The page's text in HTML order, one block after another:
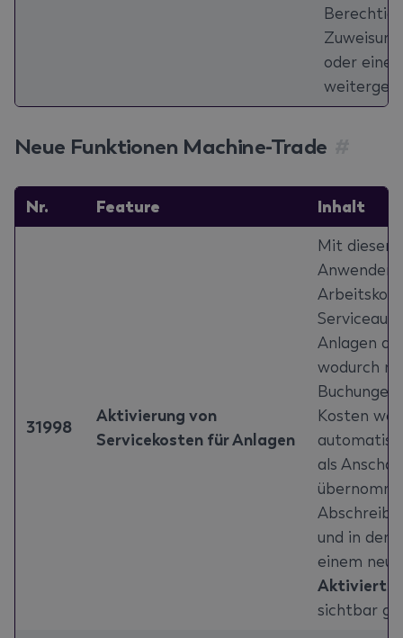
oder eine
Neue Funktionen Machine-Trade
Nr. Feature Inhalt
31998
Aktivierung von
Servicekosten für Anlagen
Mit diesem
Anwender
Anlagen
wodurch
Kosten
als
und in der
einem
Aktivierte
sichtbar